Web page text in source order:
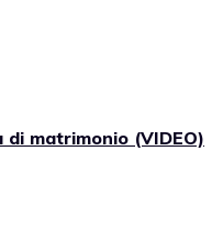
matrimonio (VIDEO)